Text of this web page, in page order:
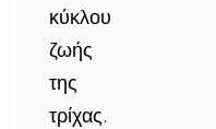
κύκλου
ζωής
της
τρίχας.